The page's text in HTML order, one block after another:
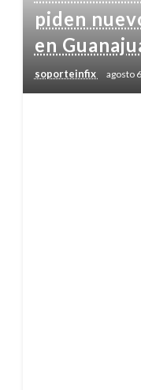
piden
en
soporteinfix agosto